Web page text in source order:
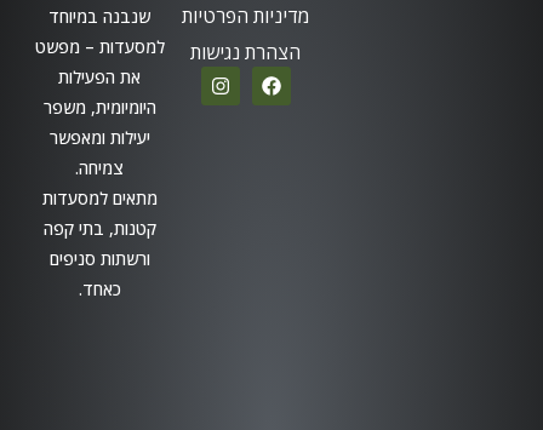
שנבנה במיוחד
למסעדות – מפשט
את הפעילות
היומיומית, משפר
יעילות ומאפשר
צמיחה.
מתאים למסעדות
קטנות, בתי קפה
ורשתות סניפים
כאחד.
מדיניות הפרטיות
הצהרת נגישות